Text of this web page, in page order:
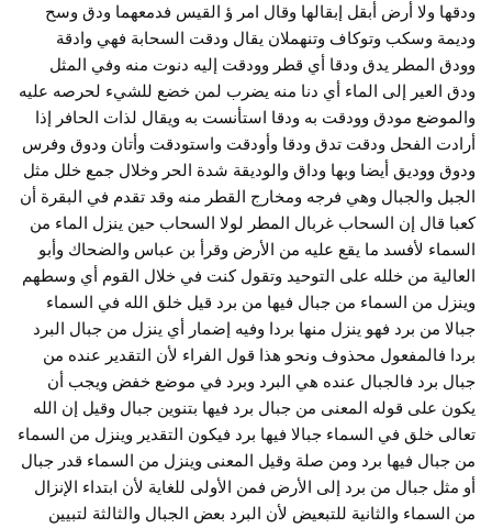
ودقها ولا أرض أبقل إبقالها وقال امر ؤ القيس فدمعهما ودق وسح
وديمة وسكب وتوكاف وتنهملان يقال ودقت السحابة فهي وادقة
وودق المطر يدق ودقا أي قطر وودقت إليه دنوت منه وفي المثل
ودق العير إلى الماء أي دنا منه يضرب لمن خضع للشيء لحرصه عليه
والموضع مودق وودقت به ودقا استأنست به ويقال لذات الحافر إذا
أرادت الفحل ودقت تدق ودقا وأودقت واستودقت وأتان ودوق وفرس
ودوق ووديق أيضا وبها وداق والوديقة شدة الحر وخلال جمع خلل مثل
الجبل والجبال وهي فرجه ومخارج القطر منه وقد تقدم في البقرة أن
كعبا قال إن السحاب غربال المطر لولا السحاب حين ينزل الماء من
السماء لأفسد ما يقع عليه من الأرض وقرأ بن عباس والضحاك وأبو
العالية من خلله على التوحيد وتقول كنت في خلال القوم أي وسطهم
وينزل من السماء من جبال فيها من برد قيل خلق الله في السماء
جبالا من برد فهو ينزل منها بردا وفيه إضمار أي ينزل من جبال البرد
بردا فالمفعول محذوف ونحو هذا قول الفراء لأن التقدير عنده من
جبال برد فالجبال عنده هي البرد وبرد في موضع خفض ويجب أن
يكون على قوله المعنى من جبال برد فيها بتنوين جبال وقيل إن الله
تعالى خلق في السماء جبالا فيها برد فيكون التقدير وينزل من السماء
من جبال فيها برد ومن صلة وقيل المعنى وينزل من السماء قدر جبال
أو مثل جبال من برد إلى الأرض فمن الأولى للغاية لأن ابتداء الإنزال
من السماء والثانية للتبعيض لأن البرد بعض الجبال والثالثة لتبيين